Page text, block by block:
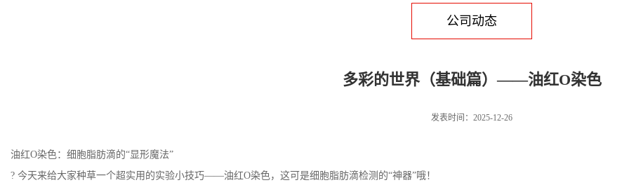
公司动态
多彩的世界（基础篇）——油红O染色
发表时间：2025-12-26
油红O染色：细胞脂肪滴的“显形魔法”
? 今天来给大家种草一个超实用的实验小技巧——油红O染色，这可是细胞脂肪滴检测的“神器”哦！